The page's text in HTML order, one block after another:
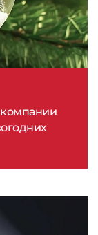
компании